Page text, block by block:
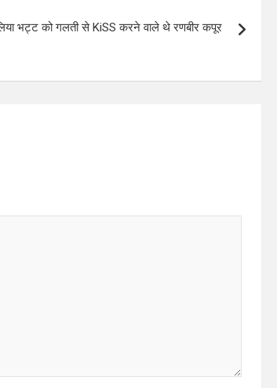
भट्ट को गलती से KiSS करने वाले थे रणबीर कपूर